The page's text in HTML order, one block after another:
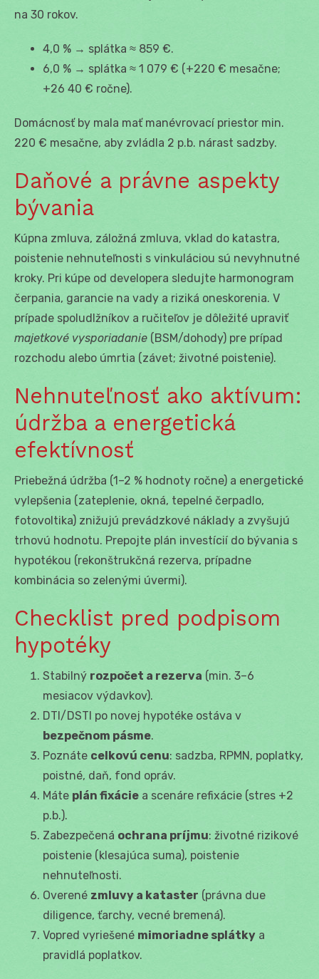
na 30 rokov.
4,0 % → splátka ≈ 859 €.
6,0 % → splátka ≈ 1 079 € (+220 € mesačne;
+26 40 € ročne).
Domácnosť by mala mať manévrovací priestor min.
220 € mesačne, aby zvládla 2 p.b. nárast sadzby.
Daňové a právne aspekty
bývania
Kúpna zmluva, záložná zmluva, vklad do katastra,
poistenie nehnuteľnosti s vinkuláciou sú nevyhnutné
kroky. Pri kúpe od developera sledujte harmonogram
čerpania, garancie na vady a riziká oneskorenia. V
prípade spoludlžníkov a ručiteľov je dôležité upraviť
majetkové vysporiadanie (BSM/dohody) pre prípad
rozchodu alebo úmrtia (závet; životné poistenie).
Nehnuteľnosť ako aktívum:
údržba a energetická
efektívnosť
Priebežná údržba (1–2 % hodnoty ročne) a energetické
vylepšenia (zateplenie, okná, tepelné čerpadlo,
fotovoltika) znižujú prevádzkové náklady a zvyšujú
trhovú hodnotu. Prepojte plán investícií do bývania s
hypotékou (rekonštrukčná rezerva, prípadne
kombinácia so zelenými úvermi).
Checklist pred podpisom
hypotéky
Stabilný rozpočet a rezerva (min. 3–6
mesiacov výdavkov).
DTI/DSTI po novej hypotéke ostáva v
bezpečnom pásme.
Poznáte celkovú cenu: sadzba, RPMN, poplatky,
poistné, daň, fond opráv.
Máte plán fixácie a scenáre refixácie (stres +2
p.b.).
Zabezpečená ochrana príjmu: životné rizikové
poistenie (klesajúca suma), poistenie
nehnuteľnosti.
Overené zmluvy a kataster (právna due
diligence, ťarchy, vecné bremená).
Vopred vyriešené mimoriadne splátky a
pravidlá poplatkov.